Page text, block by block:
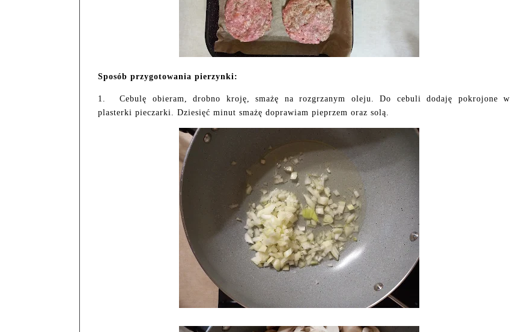
Sposób przygotowania pierzynki:
1.
Cebulę obieram, drobno kroję, smażę na rozgrzanym oleju. Do cebuli dodaję pokrojone w
plasterki pieczarki. Dziesięć minut smażę doprawiam pieprzem oraz solą.